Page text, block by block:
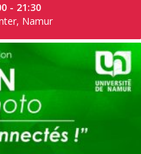
- 21:30
Namur